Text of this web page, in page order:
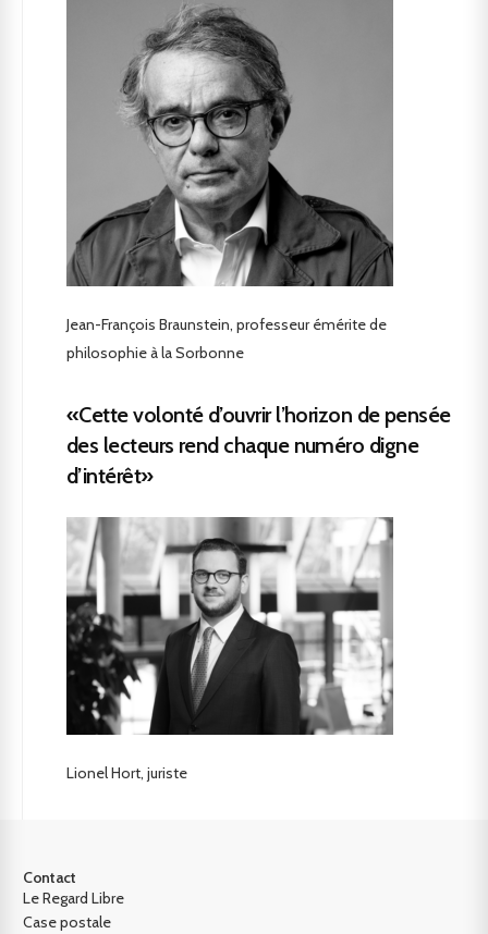
Jean-François Braunstein, professeur émérite de
philosophie à la Sorbonne
«Cette volonté d’ouvrir l’horizon de pensée
des lecteurs rend chaque numéro digne
d’intérêt»
Lionel Hort, juriste
Contact
Le Regard Libre
Case postale